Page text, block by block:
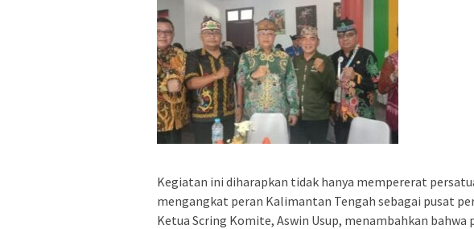
Kegiatan ini diharapkan tidak hanya mempererat
mengangkat peran Kalimantan Tengah sebagai pusat
Ketua Scring Komite, Aswin Usup, menambahkan